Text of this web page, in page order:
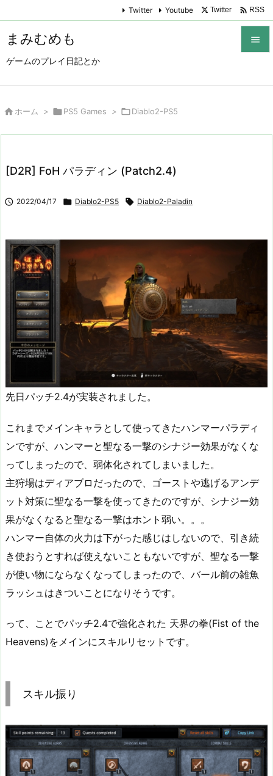
まみむめも
ゲームのプレイ日記とか

Twitter Youtube Twitter  RSS
 ホーム > PS5 Games > Diablo2-PS5
[D2R] FoH パラディン (Patch2.4)
 2022/04/17  Diablo2-PS5  Diablo2-Paladin
先日パッチ2.4が実装されました。
これまでメインキャラとして使ってきたハンマーパラディ
ンですが、ハンマーと聖なる一撃のシナジー効果がなくな
ってしまったので、弱体化されてしまいました。
主狩場はディアブロだったので、ゴーストや逃げるアンデ
ット対策に聖なる一撃を使ってきたのですが、シナジー効
果がなくなると聖なる一撃はホント弱い。。。
ハンマー自体の火力は下がった感じはしないので、引き続
き使おうとすれば使えないこともないですが、聖なる一撃
が使い物にならなくなってしまったので、バール前の雑魚
ラッシュはきついことになりそうです。
って、ことでパッチ2.4で強化された 天界の拳(Fist of the
Heavens)をメインにスキルリセットです。
スキル振り